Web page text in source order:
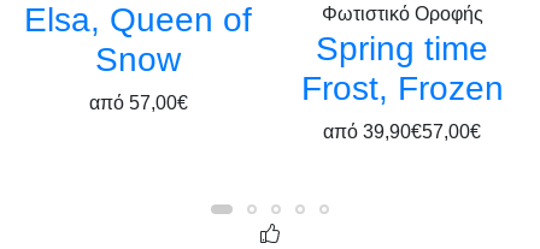
Elsa, Queen of
Snow
από 57,00€
Φωτιστικό Οροφής
Spring time
Frost, Frozen
από 39,90€57,00€